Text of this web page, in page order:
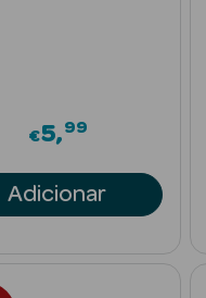
€5 99
Adicionar